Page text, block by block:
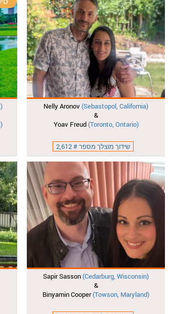
Nelly Aronov(Sebastopol, California)
&
Yoav Freud(Toronto, Ontario)
שידוך מוצלך מספר # 2,612
Sapir Sasson(Cedarburg, Wisconsin)
&
Binyamin Cooper(Towson, Maryland)